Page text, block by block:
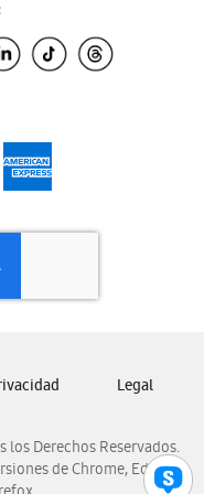
Derechos Reservados.
de Chrome, Edge,
Legal